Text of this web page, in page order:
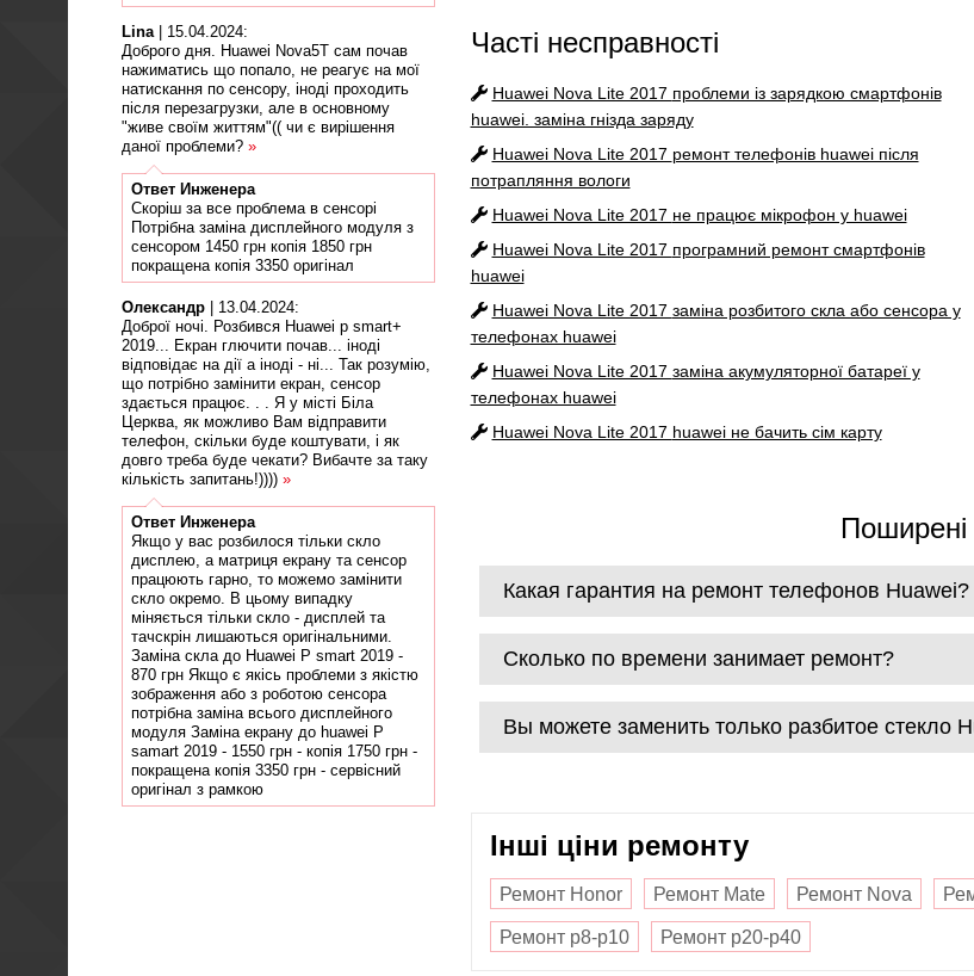
Часті несправності
Huawei Nova Lite 2017 проблеми із зарядкою смартфонів
huawei. заміна гнізда заряду
Huawei Nova Lite 2017 ремонт телефонів huawei після
потрапляння вологи
Huawei Nova Lite 2017 не працює мікрофон у huawei
Huawei Nova Lite 2017 програмний ремонт смартфонів
huawei
Huawei Nova Lite 2017 заміна розбитого скла або сенсора у
телефонах huawei
Huawei Nova Lite 2017 заміна акумуляторної батареї у
телефонах huawei
Huawei Nova Lite 2017 huawei не бачить сім карту
Поширені
Какая гарантия на ремонт телефонов Huawei?
Сколько по времени занимает ремонт?
Вы можете заменить только разбитое стекло
Інші ціни ремонту
Ремонт Honor Ремонт Mate Ремонт Nova
Ремонт p8-p10 Ремонт p20-p40
Lina 15.04.2024:
Доброго дня. Huawei Nova5T сам почав
нажиматись що попало, не реагує на мої
натискання по сенсору, іноді проходить
після перезагрузки, але в основному
"живе своїм життям"(( чи є вирішення
даної проблеми? »
Ответ Инженера
Скоріш за все проблема в сенсорі
Потрібна заміна дисплейного модуля з
сенсором 1450 грн копія 1850 грн
покращена копія 3350 оригінал
Олександр 13.04.2024:
Доброї ночі. Розбився Huawei p smart+
2019... Екран глючити почав... іноді
відповідає на дії а іноді - ні... Так розумію,
що потрібно замінити екран, сенсор
здається працює. . . Я у місті Біла
Церква, як можливо Вам відправити
телефон, скільки буде коштувати, і як
довго треба буде чекати? Вибачте за таку
кількість запитань!)))) »
Ответ Инженера
Якщо у вас розбилося тільки скло
дисплею, а матриця екрану та сенсор
працюють гарно, то можемо замінити
скло окремо. В цьому випадку
міняється тільки скло - дисплей та
тачскрін лишаються оригінальними.
Заміна скла до Huawei P smart 2019 -
870 грн Якщо є якісь проблеми з якістю
зображення або з роботою сенсора
потрібна заміна всього дисплейного
модуля Заміна екрану до huawei P
samart 2019 - 1550 грн - копія 1750 грн -
покращена копія 3350 грн - сервісний
оригінал з рамкою